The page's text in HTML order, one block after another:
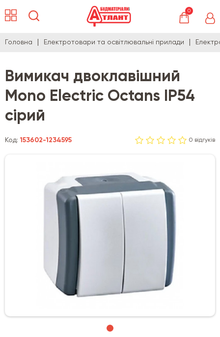
0
Головна Електротовари та освітлювальні прилади
Вимикач двоклавішний
Mono Electric Octans IP54
сірий
Код:153602-1234595 0 відгуків